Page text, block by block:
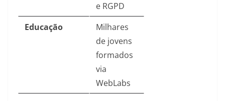
e RGPD
Educação
Milhares
de jovens
formados
via
WebLabs